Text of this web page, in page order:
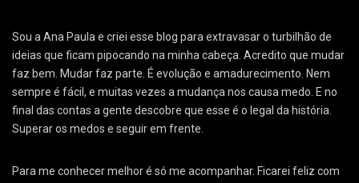
Sou a Ana Paula e criei esse blog para extravasar o turbilhão de
ideias que ficam pipocando na minha cabeça. Acredito que mudar
faz bem. Mudar faz parte. É evolução e amadurecimento. Nem
sempre é fácil, e muitas vezes a mudança nos causa medo. E no
final das contas a gente descobre que esse é o legal da história.
Superar os medos e seguir em frente.
Para me conhecer melhor é só me acompanhar. Ficarei feliz com